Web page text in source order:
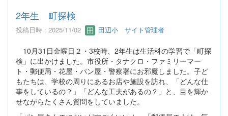
2年生 町探検
投稿日時 : 2025/11/02 田辺小 サイト管理者
10月31日金曜日２・3校時、2年生は生活科の学習で「町探
検」に出かけました。市役所・タナクロ・ファミリーマー
ト・郵便局・花屋・パン屋・警察署にお邪魔しました。子ど
もたちは、学校の周りにあるお店や施設を訪れ、「どんな仕
事をしているの？」「どんな工夫があるの？」と、目を輝か
せながらたくさん質問をしていました。